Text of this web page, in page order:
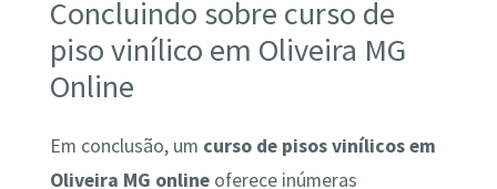
Concluindo sobre curso de
piso vinílico em Oliveira MG
Online
Em conclusão, um curso de pisos vinílicos em
Oliveira MG onlineoferece inúmeras